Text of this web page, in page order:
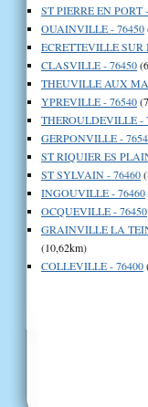
ST PIERRE EN PORT
OUAINVILLE - 76450
ECRETTEVILLE SUR
CLASVILLE - 76450
THEUVILLE AUX
YPREVILLE - 76540
THEROULDEVILLE -
GERPONVILLE -
ST RIQUIER ES
ST SYLVAIN - 76460
INGOUVILLE - 76460
OCQUEVILLE - 76450
GRAINVILLE LA
(10,62km)
COLLEVILLE - 76400